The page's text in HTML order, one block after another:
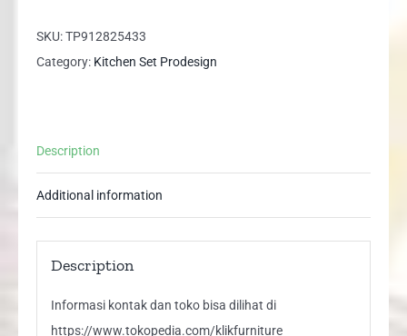
Prodesign
Kitchen
Atas
quantity
SKU:TP912825433
Category: Kitchen Set Prodesign
Description
Additional information
Description
Informasi kontak dan toko bisa dilihat di
https://www.tokopedia.com/klikfurniture